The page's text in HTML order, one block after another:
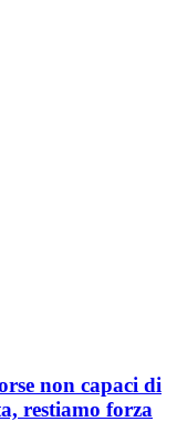
non capaci di
restiamo forza